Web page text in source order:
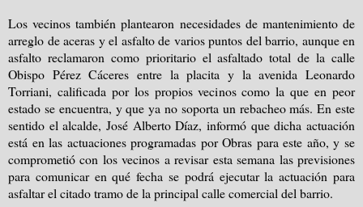
Los vecinos también plantearon necesidades de mantenimiento de
arreglo de aceras y el asfalto de varios puntos del barrio, aunque en
asfalto reclamaron como prioritario el asfaltado total de la calle
Obispo Pérez Cáceres entre la placita y la avenida Leonardo
Torriani, calificada por los propios vecinos como la que en peor
estado se encuentra, y que ya no soporta un rebacheo más. En este
sentido el alcalde, José Alberto Díaz, informó que dicha actuación
está en las actuaciones programadas por Obras para este año, y se
comprometió con los vecinos a revisar esta semana las previsiones
para comunicar en qué fecha se podrá ejecutar la actuación para
asfaltar el citado tramo de la principal calle comercial del barrio.